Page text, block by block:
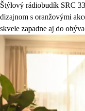
Štýlový rádiobudík SRC
dizajnom s oranžovými
skvele zapadne aj do